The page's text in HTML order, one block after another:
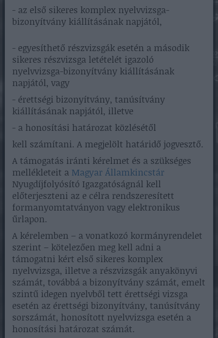
- az első sikeres komplex nyelvvizsga-
bizonyítvány kiállításának napjától,
- egyesíthető részvizsgák esetén a második
sikeres részvizsga letételét igazoló
nyelvvizsga-bizonyítvány kiállításának
napjától, vagy
- érettségi bizonyítvány, tanúsítvány
kiállításának napjától, illetve
- a honosítási határozat közlésétől
kell számítani. A megjelölt határidő jogvesztő.
A támogatás iránti kérelmet és a szükséges
mellékleteit a Magyar Államkincstár
Nyugdíjfolyósító Igazgatóságnál kell
előterjeszteni az e célra rendszeresített
formanyomtatványon vagy elektronikus
űrlapon.
A kérelemben – a vonatkozó kormányrendelet
szerint – kötelezően meg kell adni a
támogatni kért első sikeres komplex
nyelvvizsga, illetve a részvizsgák anyakönyvi
számát, továbbá a bizonyítvány számát, emelt
szintű idegen nyelvből tett érettségi vizsga
esetén az érettségi bizonyítvány, tanúsítvány
sorszámát, honosított nyelvvizsga esetén a
honosítási határozat számát.